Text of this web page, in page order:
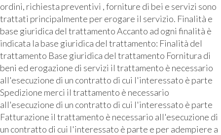
ordini, richiesta preventivi , forniture di bei e servizi sono
trattati principalmente per erogare il servizio. Finalità e
base giuridica del trattamento Accanto ad ogni finalità è
indicata la base giuridica del trattamento: Finalità del
trattamento Base giuridica del trattamento Fornitura di
beni ed erogazione di servizi il trattamento è necessario
all'esecuzione di un contratto di cui l'interessato è parte
Spedizione merci il trattamento è necessario
all'esecuzione di un contratto di cui l'interessato è parte
Fatturazione il trattamento è necessario all'esecuzione di
un contratto di cui l'interessato è parte e per adempiere a